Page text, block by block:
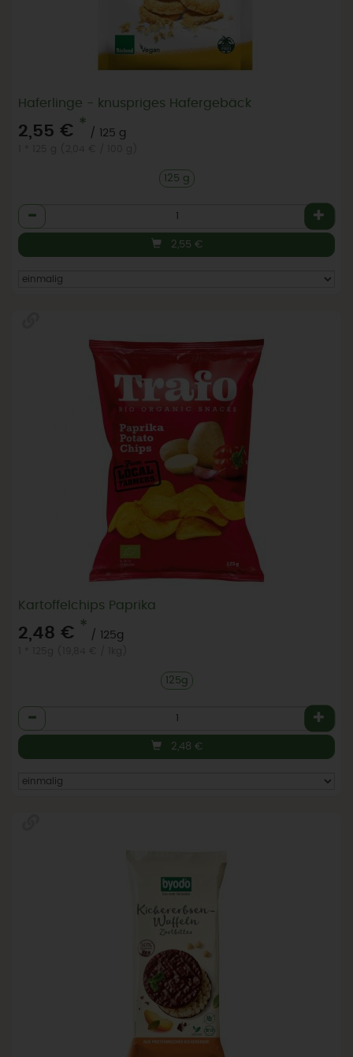
Haferlinge - knuspriges Hafergebäck
2,55 € *
/ 125 g
125 g
Anzahl
2,55 €
Kartoffelchips Paprika
2,48 € *
/ 125g
125g
Anzahl
2,48 €